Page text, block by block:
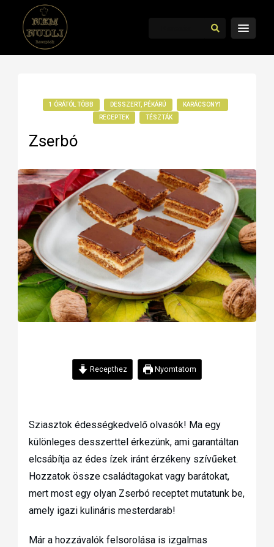
1 ÓRÁTÓL TÖBB DESSZERT, PÉKÁRÚ
KARÁCSONY1
RECEPTEK
TÉSZTÁK
Zserbó
Recepthez Nyomtatom
Sziasztok édességkedvelő olvasók! Ma egy
különleges desszerttel érkezünk, ami garantáltan
elcsábítja az édes ízek iránt érzékeny szívűeket.
Hozzatok össze családtagokat vagy barátokat,
mert most egy olyan Zserbó receptet mutatunk be,
amely igazi kulináris mesterdarab!
Már a hozzávalók felsorolása is izgalmas